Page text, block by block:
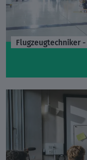
Flugzeugtechniker